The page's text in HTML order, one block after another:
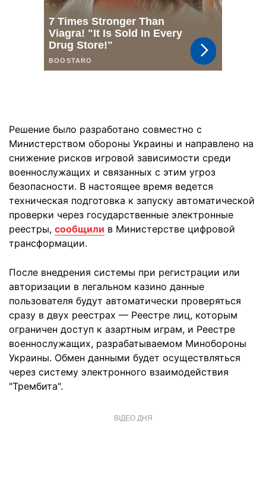
Решение было разработано совместно с
Министерством обороны Украины и направлено на
снижение рисков игровой зависимости среди
военнослужащих и связанных с этим угроз
безопасности. В настоящее время ведется
техническая подготовка к запуску автоматической
проверки через государственные электронные
реестры, сообщили в Министерстве цифровой
трансформации.
После внедрения системы при регистрации или
авторизации в легальном казино данные
пользователя будут автоматически проверяться
сразу в двух реестрах — Реестре лиц, которым
ограничен доступ к азартным играм, и Реестре
военнослужащих, разрабатываемом Минобороны
Украины. Обмен данными будет осуществляться
через систему электронного взаимодействия
"Трембита".
ВІДЕО ДНЯ